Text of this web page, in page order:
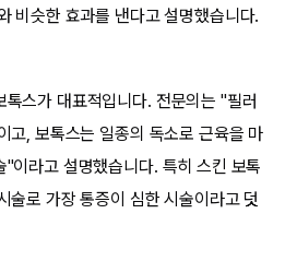
비슷한 효과를 낸다고 설명했습니다.
스가 대표적입니다. 전문의는 "필러
고, 보톡스는 일종의 독소로 근육을 마
이라고 설명했습니다. 특히 스킨 보톡
술로 가장 통증이 심한 시술이라고 덧